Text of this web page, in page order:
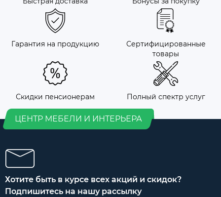
Гарантия на продукцию
Сертифицированные
товары
Скидки пенсионерам Полный спектр услуг
ЦЕНТР МЕБЕЛИ И ИНТЕРЬЕРА
Хотите быть в курсе всех акций и скидок?
Подпишитесь на нашу рассылку